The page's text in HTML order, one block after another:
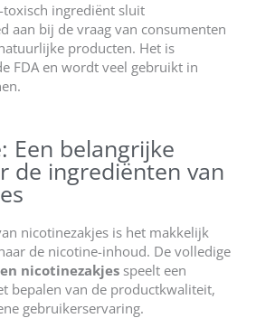
ingrediënt sluit
aan bij de vraag van consumenten
producten. Het is
FDA en wordt veel gebruikt in
Een belangrijke
de ingrediënten van
nicotinezakjes is het makkelijk
de nicotine-inhoud. De volledige
nicotinezakjes speelt een
bepalen van de productkwaliteit,
gebruikerservaring.